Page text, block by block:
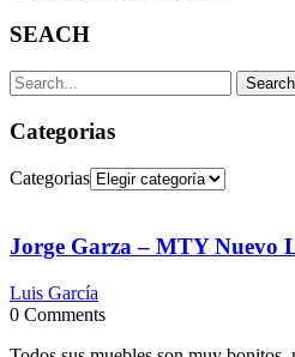
SEACH
Search
Categorias
Categorias
Jorge Garza – MTY Nuevo
Luis García
0 Comments